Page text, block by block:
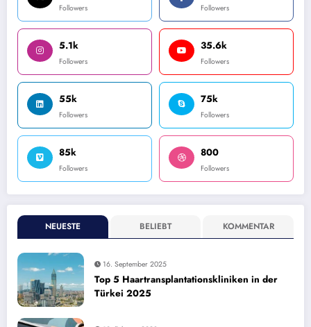
Followers Followers
5.1k
Followers
35.6k
Followers
55k
Followers
75k
Followers
85k
Followers
800
Followers
NEUESTE BELIEBT KOMMENTAR
16. September 2025
Top 5 Haartransplantationskliniken in der
Türkei 2025